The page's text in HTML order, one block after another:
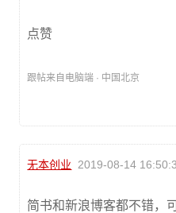
点赞
跟帖来自电脑端 · 中国北京
无本创业 2019-08-14
简书和新浪博客都不错，